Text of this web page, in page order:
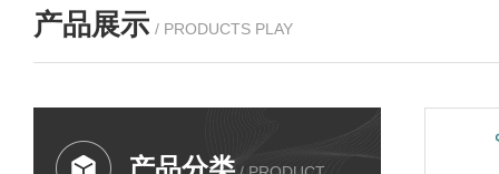
产品展示 / PRODUCTS PLAY
产品分类